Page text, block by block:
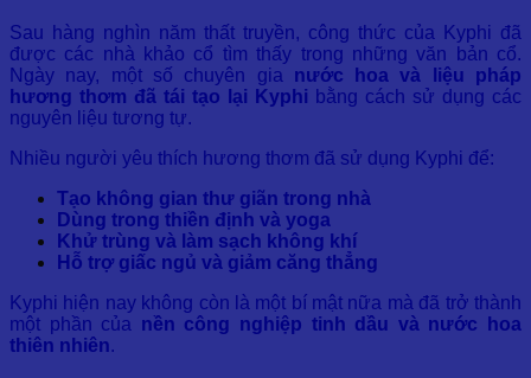
Sau hàng nghìn năm thất truyền, công thức của Kyphi đã
được các nhà khảo cổ tìm thấy trong những văn bản cổ.
Ngày nay, một số chuyên gia nước hoa và liệu pháp
hương thơm đã tái tạo lại Kyphi bằng cách sử dụng các
nguyên liệu tương tự.
Nhiều người yêu thích hương thơm đã sử dụng Kyphi để:
Tạo không gian thư giãn trong nhà
Dùng trong thiền định và yoga
Khử trùng và làm sạch không khí
Hỗ trợ giấc ngủ và giảm căng thẳng
Kyphi hiện nay không còn là một bí mật nữa mà đã trở thành
một phần của nền công nghiệp tinh dầu và nước hoa
thiên nhiên.